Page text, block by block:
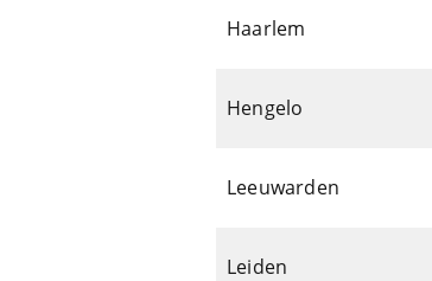
Haarlem
Hengelo
Leeuwarden
Leiden